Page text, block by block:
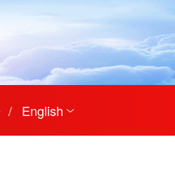
English